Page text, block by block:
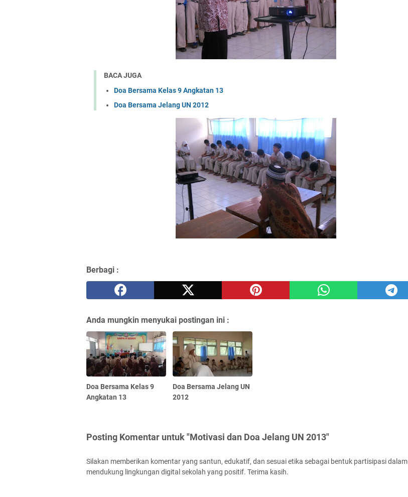
BACA JUGA
Doa Bersama Kelas 9 Angkatan 13
Doa Bersama Jelang UN 2012
Berbagi :
Anda mungkin menyukai postingan ini :
Doa Bersama Kelas 9
Angkatan 13
Doa Bersama Jelang UN
2012
Posting Komentar untuk "Motivasi dan Doa Jelang UN 2013"
Silakan memberikan komentar yang santun, edukatif, dan sesuai etika sebagai bentuk partisipasi dalam
mendukung lingkungan digital sekolah yang positif. Terima kasih.